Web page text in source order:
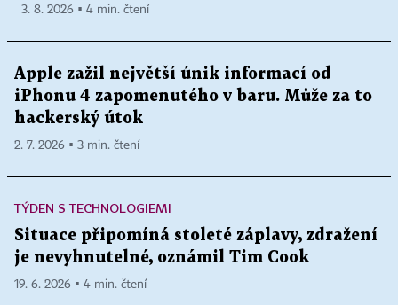
3. 8. 2026 ▪ 4 min. čtení
Apple zažil největší únik informací od
iPhonu 4 zapomenutého v baru. Může za to
hackerský útok
2. 7. 2026 ▪ 3 min. čtení
TÝDEN S TECHNOLOGIEMI
Situace připomíná stoleté záplavy, zdražení
je nevyhnutelné, oznámil Tim Cook
19. 6. 2026 ▪ 4 min. čtení